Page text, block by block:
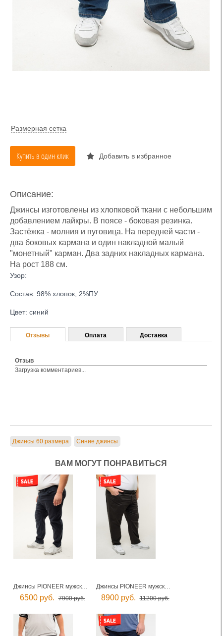
Размерная сетка
Купить в один клик Добавить в избранное
Описание:
Джинсы изготовлены из хлопковой ткани с небольшим
добавлением лайкры. В поясе - боковая резинка.
Застёжка - молния и пуговица. На передней части -
два боковых кармана и один накладной малый
"монетный" карман. Два задних накладных кармана.
На рост 188 см.
Узор:
Состав: 98% хлопок, 2%ПУ
Цвет: синий
Отзывы
Отзыв
Загрузка комментариев...
Оплата Доставка
Джинсы 60 размера Синие джинсы
ВАМ МОГУТ ПОНРАВИТЬСЯ
Джинсы PIONEER мужские
6500 руб. 7900 руб.
Джинсы PIONEER мужские
8900 руб. 11200 руб.